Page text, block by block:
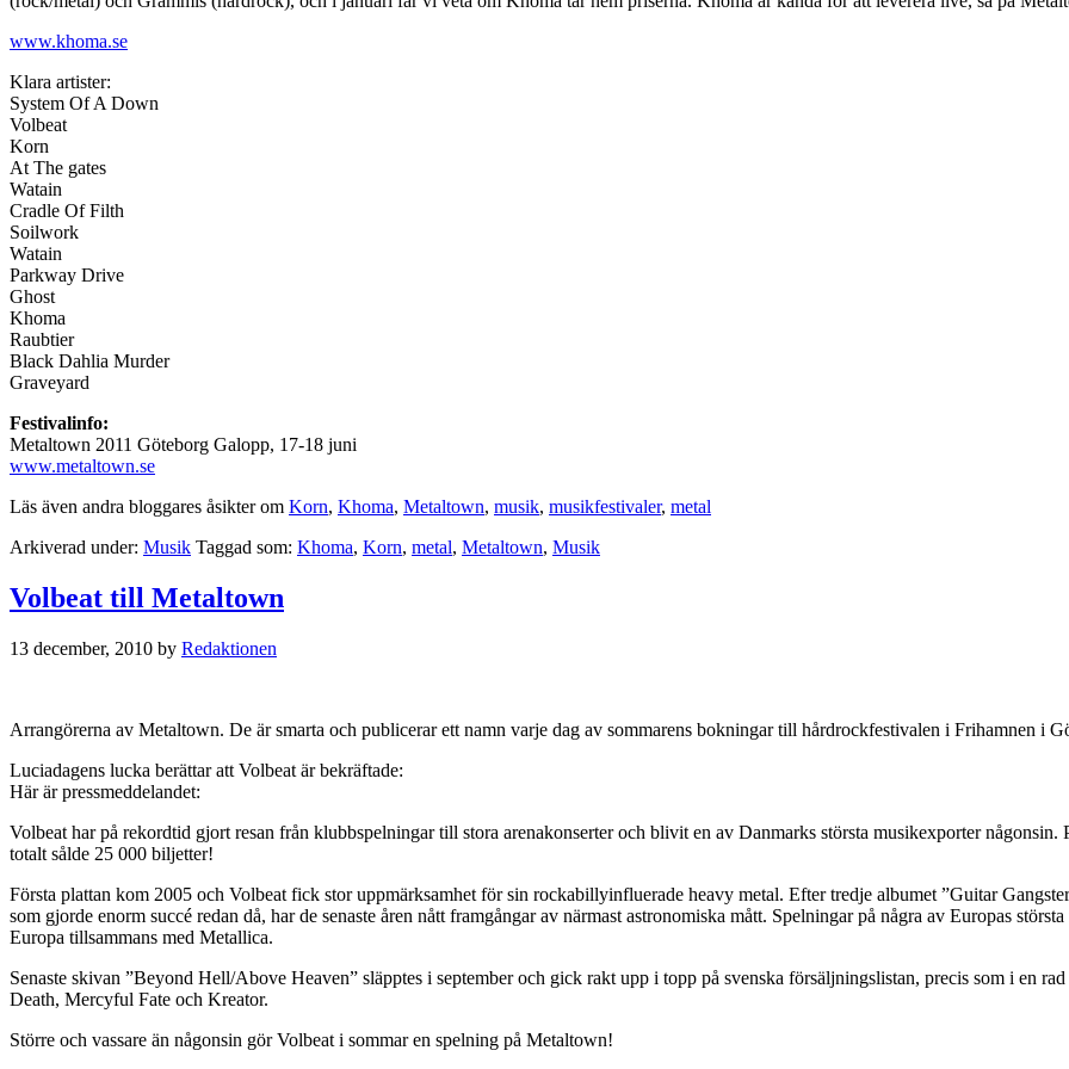
www.khoma.se
Klara artister:
System Of A Down
Volbeat
Korn
At The gates
Watain
Cradle Of Filth
Soilwork
Watain
Parkway Drive
Ghost
Khoma
Raubtier
Black Dahlia Murder
Graveyard
Festivalinfo:
Metaltown 2011 Göteborg Galopp, 17-18 juni
www.metaltown.se
Läs även andra bloggares åsikter om Korn, Khoma, Metaltown, musik, musikfestivaler, metal
Arkiverad under: Musik Taggad som: Khoma, Korn, metal, Metaltown, Musik
Volbeat till Metaltown
13 december, 2010 by Redaktionen
Arrangörerna av Metaltown. De är smarta och publicerar ett namn varje dag av sommarens bokningar till hårdrockfestivalen i Frihamnen i
Luciadagens lucka berättar att Volbeat är bekräftade:
Här är pressmeddelandet:
Volbeat har på rekordtid gjort resan från klubbspelningar till stora arenakonserter och blivit en av Danmarks största musikexporter någonsin.
totalt sålde 25 000 biljetter!
Första plattan kom 2005 och Volbeat fick stor uppmärksamhet för sin rockabillyinfluerade heavy metal. Efter tredje albumet ”Guitar
som gjorde enorm succé redan då, har de senaste åren nått framgångar av närmast astronomiska mått. Spelningar på några av Europas
Europa tillsammans med Metallica.
Senaste skivan ”Beyond Hell/Above Heaven” släpptes i september och gick rakt upp i topp på svenska försäljningslistan, precis som i en
Death, Mercyful Fate och Kreator.
Större och vassare än någonsin gör Volbeat i sommar en spelning på Metaltown!